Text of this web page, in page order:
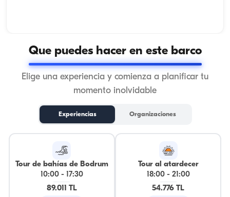
Que puedes hacer en este barco
Elige una experiencia y comienza a planificar tu
momento inolvidable
Experiencias Organizaciones
Tour de bahías de Bodrum
10:00-
17:30
89.011 TL
Tour al atardecer
18:00- 21:00
54.776 TL